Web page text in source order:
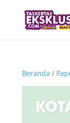
Beranda /